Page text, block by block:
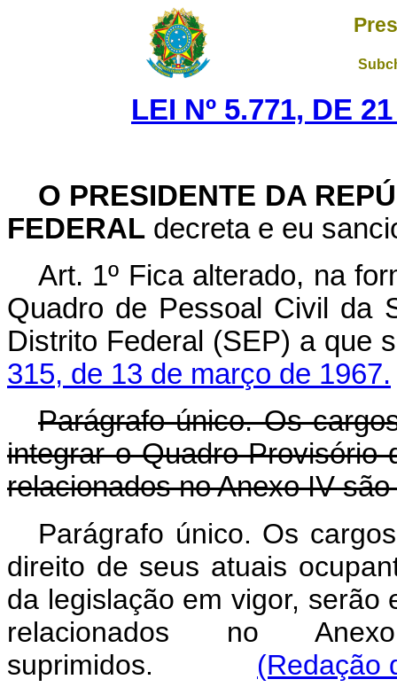
LEI Nº 5.771, DE
O PRESIDENTE DA
FEDERAL decreta e eu
Art. 1º Fica alterado, na
Quadro de Pessoal Civil da
Distrito Federal (SEP) a que
315, de 13 de março de 1967.
Parágrafo único. Os
integrar o Quadro Provisório
relacionados no Anexo IV
Parágrafo único. Os
direito de seus atuais
da legislação em vigor, serão
relacionados no
suprimidos. (Redação